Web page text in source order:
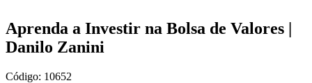
Aprenda a Investir na Bolsa de Valores |
Danilo Zanini
Código: 10652